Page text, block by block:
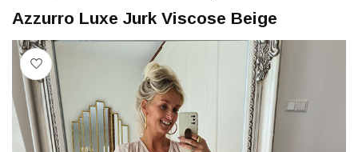
Azzurro Luxe Jurk Viscose Beige